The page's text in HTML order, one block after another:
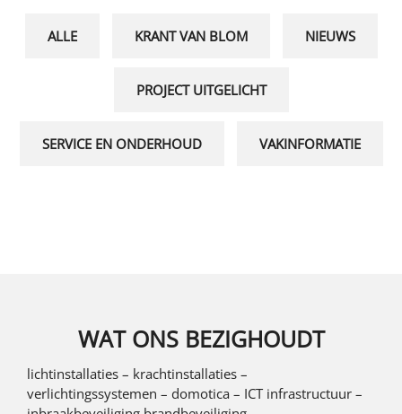
ALLE KRANT VAN BLOM NIEUWS
PROJECT UITGELICHT
SERVICE EN ONDERHOUD VAKINFORMATIE
WAT ONS BEZIGHOUDT
lichtinstallaties – krachtinstallaties –
verlichtingssystemen – domotica – ICT infrastructuur –